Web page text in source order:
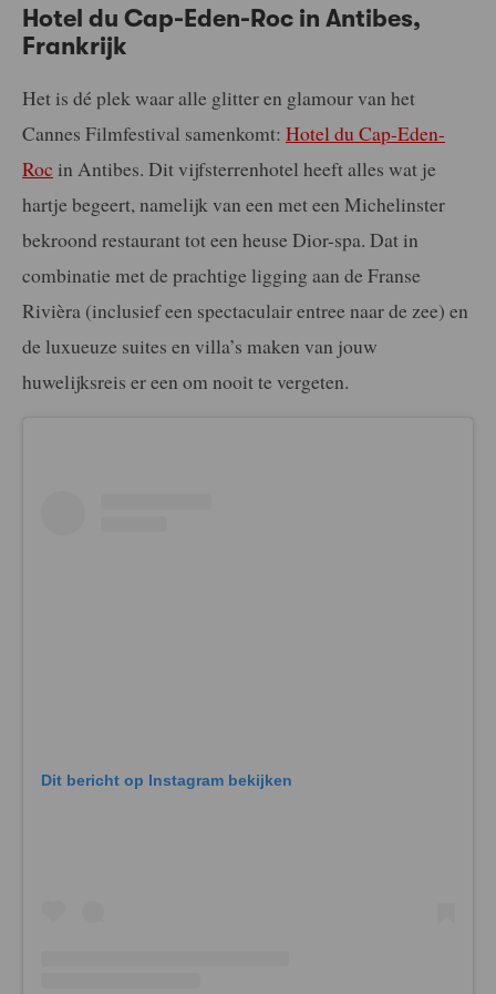
Hotel du Cap-Eden-Roc in Antibes,
Frankrijk
Het is dé plek waar alle glitter en glamour van het
Cannes Filmfestival samenkomt: Hotel du Cap-Eden-
Roc in Antibes. Dit vijfsterrenhotel heeft alles wat je
hartje begeert, namelijk van een met een Michelinster
bekroond restaurant tot een heuse Dior-spa. Dat in
combinatie met de prachtige ligging aan de Franse
Rivièra (inclusief een spectaculair entree naar de zee) en
de luxueuze suites en villa’s maken van jouw
huwelijksreis er een om nooit te vergeten.
Dit bericht op Instagram bekijken